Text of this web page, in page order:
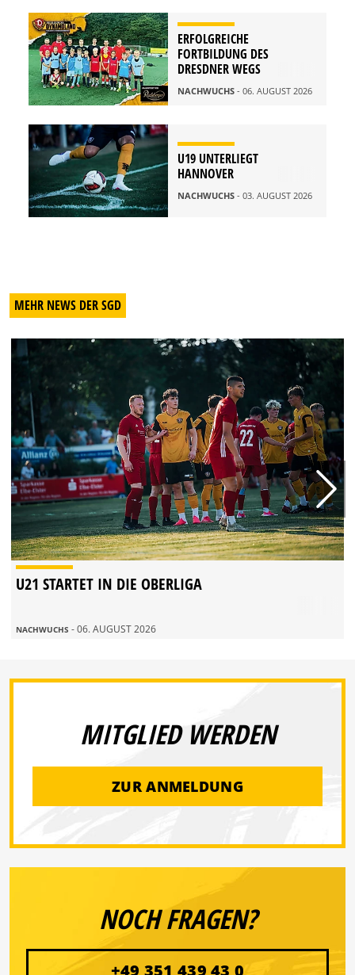
ERFOLGREICHE
FORTBILDUNG DES
DRESDNER WEGS
NACHWUCHS - 06. AUGUST 2026
U19 UNTERLIEGT
HANNOVER
NACHWUCHS - 03. AUGUST 2026
MEHR NEWS DER SGD
U21 STARTET IN DIE OBERLIGA
NACHWUCHS - 06. AUGUST 2026
MITGLIED WERDEN
ZUR ANMELDUNG
NOCH FRAGEN?